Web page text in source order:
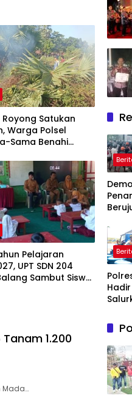
Satukan
Warga Polsel
Sama Benahi
RI ke-81
Pelajaran
UPT SDN 204
Sambut Siswa
1.200
Mada…
Demo
Timur
Hadir
Krisis